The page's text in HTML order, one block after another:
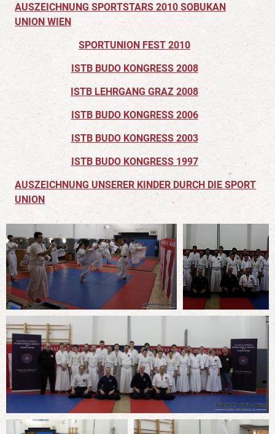
AUSZEICHNUNG SPORTSTARS 2010 SOBUKAN
UNION WIEN
SPORTUNION FEST 2010
ISTB BUDO KONGRESS 2008
ISTB LEHRGANG GRAZ 2008
ISTB BUDO KONGRESS 2006
ISTB BUDO KONGRESS 2003
ISTB BUDO KONGRESS 1997
AUSZEICHNUNG UNSERER KINDER DURCH DIE SPORT
UNION